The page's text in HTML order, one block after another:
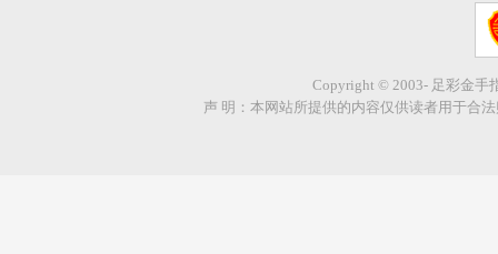
Copyright © 2003- 足彩金手
声 明：本网站所提供的内容仅供读者用于合